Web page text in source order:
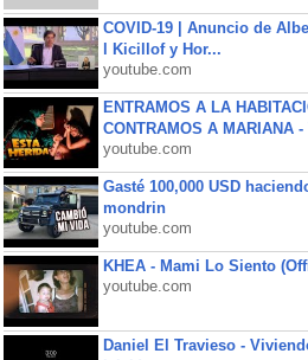
COVID-19 | Anuncio de
l Kicillof y Hor...
youtube.com
ENTRAMOS A LA
CONTRAMOS A MARIANA -
youtube.com
Gasté 100,000 USD
mondrin
youtube.com
KHEA - Mami Lo Siento
youtube.com
Daniel El Travieso -